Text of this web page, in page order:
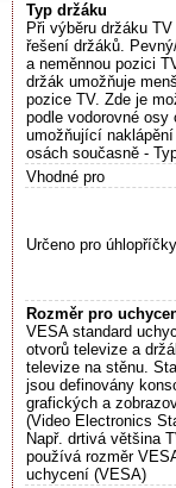
Typ držáku
Při výběru držáku
řešení držáků.
a neměnnou pozici
držák umožňuje
pozice TV. Zde je
podle vodorovné osy
umožňující
osách současně -
Vhodné pro
Určeno pro úhlopříčky
Rozměr pro
VESA standard
otvorů televize a
televize na stěnu.
jsou definovány
grafických a
(Video Electronics
Např. drtivá většina
používá rozměr
uchycení (VESA)